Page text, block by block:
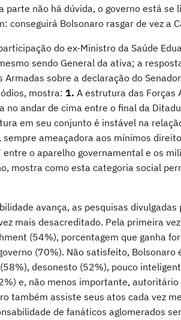
parte não há dúvida, o governo está se
conseguirá Bolsonaro rasgar de vez a
do ex-Ministro da Saúde
sendo General da ativa; a
sobre a declaração do
mostra: 1. A estrutura das Forças
no andar de cima entre o final da
em seu conjunto é instável na
ameaçadora aos mínimos
entre o aparelho governamental e os
mostra como esta categoria social
avança, as pesquisas divulgadas
mais desacreditado. Pela primeira
(54%), porcentagem que ganha
(70%). Não satisfeito, Bolsonaro
desonesto (52%), pouco
e, não menos importante, autoritário
também assiste seus atos cada vez
de fanáticos aglomerados